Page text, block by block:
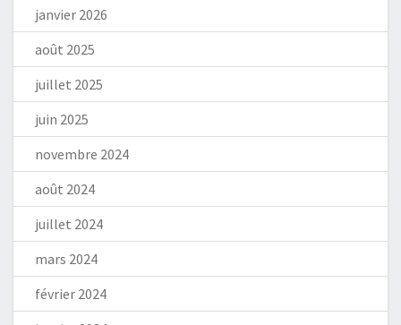
janvier 2026
août 2025
juillet 2025
juin 2025
novembre 2024
août 2024
juillet 2024
mars 2024
février 2024